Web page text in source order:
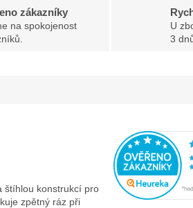
zákazníky
na spokojenost
U
3
štíhlou konstrukcí pro
zpětný ráz při